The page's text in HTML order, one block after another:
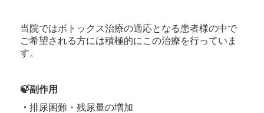
当院ではボトックス治療の適応となる患者様の中で
ご希望される方には積極的にこの治療を行っていま
す。
🍃副作用
・排尿困難・残尿量の増加